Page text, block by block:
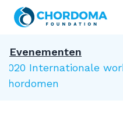
Skip to Main Content
Evenementen
2020 Internationale
chordomen